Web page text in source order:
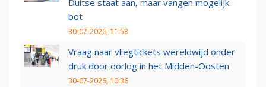
Duitse staat aan, maar vangen mogelijk
bot
30-07-2026, 11:58
Vraag naar vliegtickets wereldwijd onder
druk door oorlog in het Midden-Oosten
30-07-2026, 10:36